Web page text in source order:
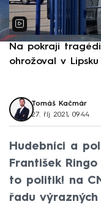
Na pokraji
ohrožoval v
Tomáš Kačmár
27. říj 2021, 09:44
Hudebníci a
František
to politik! na
řadu